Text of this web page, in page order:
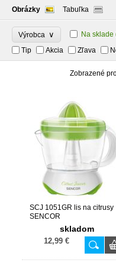
Obrázky
Tabuľka
Výrobca ∨ Na sklade
Tip
Akcia Zľava
Zobrazené
SCJ 1051GR lis na citrusy
SENCOR
skladom
12,99 €